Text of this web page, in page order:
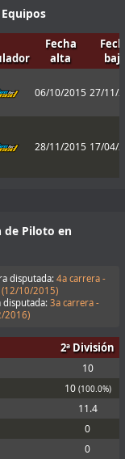
Fecha
alta
06/10/2015 27/11/
28/11/2015 17/04/
de Piloto en
disputada: 4a carrera -
12/10/2015)
disputada: 3a carrera -
2016)
2ª División
10
10 (100.0%)
11.4
0
0